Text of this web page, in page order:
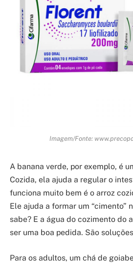
Imagem/Fonte:
A banana verde, por exemplo, é
Cozida, ela ajuda a regular o
funciona muito bem é o arroz
Ele ajuda a formar um “cimento”
sabe? E a água do cozimento do
ser uma boa pedida. São
Para os adultos, um chá de